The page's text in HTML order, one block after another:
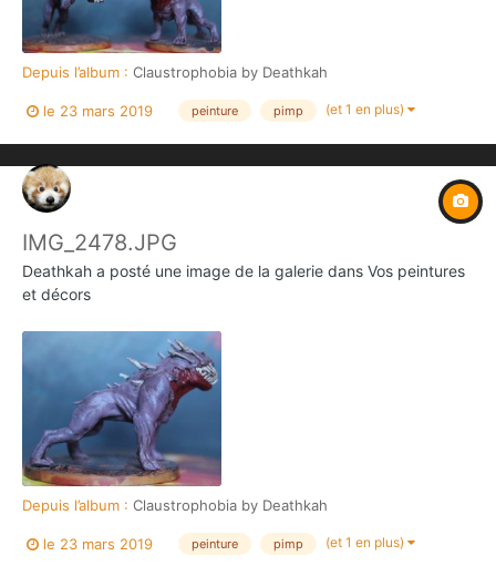
Depuis l’album : Claustrophobia by Deathkah
le 23 mars 2019 peinture pimp (et 1 en plus)
IMG_2478.JPG
Deathkah a posté une image de la galerie dans Vos peintures
et décors
Depuis l’album : Claustrophobia by Deathkah
le 23 mars 2019 peinture pimp (et 1 en plus)